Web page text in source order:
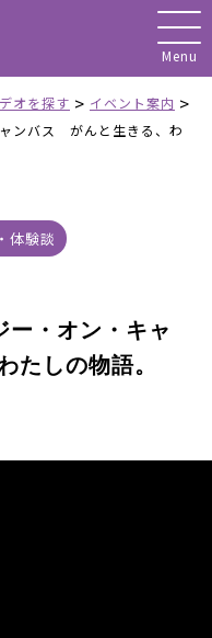
オを探す > イベント案内 >
ンバス がんと生きる、わ
体験談
ー・オン・キャ
しの物語。